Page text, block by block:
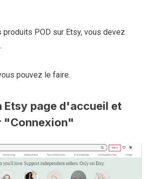
produits POD sur Etsy, vous devez
pouvez le faire.
Etsy page d'accueil et
"Connexion"